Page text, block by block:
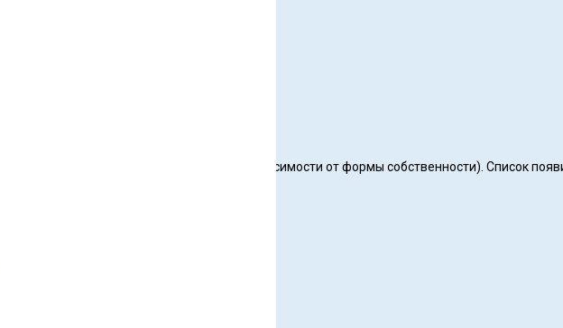
все стационарные лагеря (вне зависимости от формы собственности). Список
платежной системы